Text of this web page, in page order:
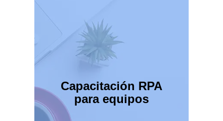
Capacitación RPA
para equipos